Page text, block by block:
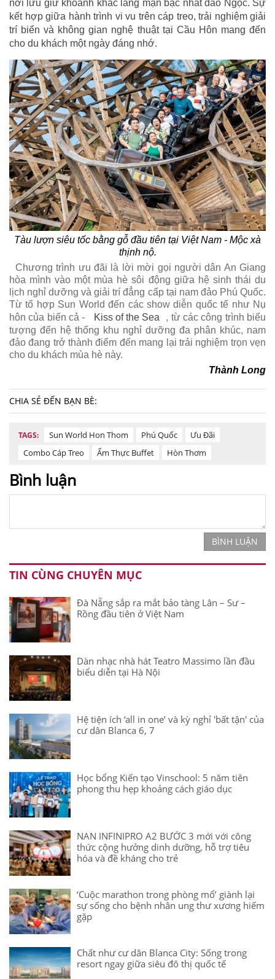
nơi lưu giữ khoảnh khắc lãng mạn bậc nhất đảo Ngọc. Sự
kết hợp giữa hành trình vi vu trên cáp treo, trải nghiệm giải
trí biển và không gian nghệ thuật tại Cầu Hôn mang đến
cho du khách một ngày đáng nhớ.
Tàu lượn siêu tốc bằng gỗ đầu tiên tại Việt Nam - Mộc xà
thịnh nộ.
Chương trình ưu đãi là lời mời gọi người dân An Giang
hòa mình vào một mùa hè sôi động giữa hệ sinh thái du
lịch nghỉ dưỡng và giải trí đẳng cấp tại nam đảo Phú Quốc.
Từ tổ hợp Sun World đến các show diễn quốc tế như Nụ
hôn của biển cả -
Kiss of the Sea
, từ các công trình biểu
tượng đến hệ thống khu nghỉ dưỡng đa phân khúc, nam
đảo đang trở thành điểm đến mang lại trải nghiệm trọn vẹn
cho du khách mùa hè này.
Thành Long
CHIA SẺ ĐẾN BẠN BÈ:
TAGS: Sun World Hon Thom Phú Quốc
Ưu Đãi
Combo Cáp Treo
Ẩm Thực Buffet Hòn Thơm
Bình luận
BÌNH LUẬN
TIN CÙNG CHUYÊN MỤC
Đà Nẵng sắp ra mắt bảo tàng Lân – Sư –
Rồng đầu tiên ở Việt Nam
Dàn nhạc nhà hát Teatro Massimo lần đầu
biểu diễn tại Hà Nội
Hệ tiện ích ‘all in one’ và kỳ nghỉ 'bất tận' của
cư dân Blanca 6, 7
Học bổng Kiến tạo Vinschool: 5 năm tiên
phong thu hẹp khoảng cách giáo dục
NAN INFINIPRO A2 BƯỚC 3 mới với công
thức cộng hưởng dinh dưỡng, hỗ trợ tiêu
hóa và đề kháng cho trẻ
‘Cuộc marathon trong phòng mổ’ giành lại
sự sống cho bệnh nhân ung thư xương hiếm
gặp
Chất như cư dân Blanca City: Sống trong
resort ngay giữa siêu đô thị quốc tế